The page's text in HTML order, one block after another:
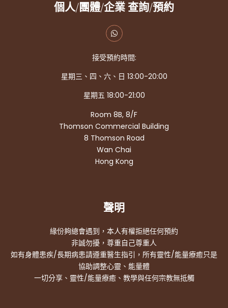
個人/團體/企業 查詢/預約
接受預約時間:
星期三、四、六、日 13:00-20:00
星期五 18:00-21:00
Room 8B, 8/F
Thomson Commercial Building
8 Thomson Road
Wan Chai
Hong Kong
聲明
緣份夠總會遇到，本人有權拒絕任何預約
非誠勿擾，尊重自己尊重人
如有身體患疾/長期病患請遵重醫生指引，所有靈性/能量療癒只是
協助調整心靈、能量體
一切分享、靈性/能量療癒、教學與任何宗教無抵觸